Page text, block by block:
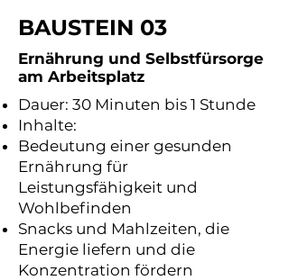
BAUSTEIN 03
Ernährung und Selbstfürsorge
am Arbeitsplatz
Dauer: 30 Minuten bis 1 Stunde
Inhalte:
Bedeutung einer gesunden
Ernährung für
Leistungsfähigkeit und
Wohlbefinden
Snacks und Mahlzeiten, die
Energie liefern und die
Konzentration fördern